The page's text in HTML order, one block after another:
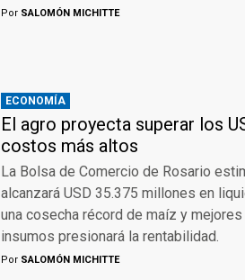
Por SALOMÓN MICHITTE
ECONOMÍA
El agro proyecta superar los
costos más altos
La Bolsa de Comercio de Rosario
alcanzará USD 35.375 millones en
una cosecha récord de maíz y
insumos presionará la rentabilidad.
Por SALOMÓN MICHITTE